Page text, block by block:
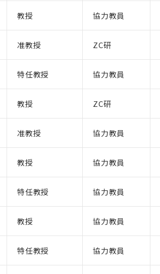
教授 協力教員
准教授 ZC研
特任教授 協力教員
教授 ZC研
准教授 協力教員
教授 協力教員
特任教授 協力教員
教授 協力教員
特任教授 協力教員